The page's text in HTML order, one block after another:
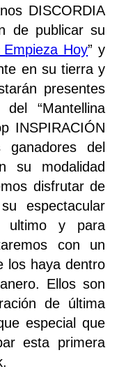
DISCORDIA
de publicar su
Empieza Hoy” y
en su tierra y
presentes
“Mantellina
INSPIRACIÓN
del
su modalidad
disfrutar de
espectacular
ultimo y para
con un
los haya dentro
Ellos son
de última
especial que
esta primera